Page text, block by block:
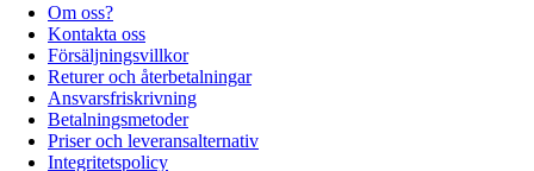
Om oss?
Kontakta oss
Försäljningsvillkor
Returer och återbetalningar
Ansvarsfriskrivning
Betalningsmetoder
Priser och leveransalternativ
Integritetspolicy